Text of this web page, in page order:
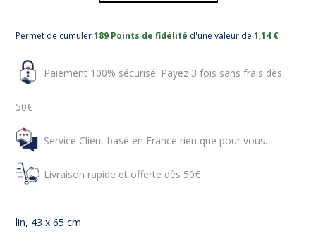
Permet de cumuler189 Points de fidélité d'une valeur de1,14 €
Paiement 100% sécurisé. Payez 3 fois sans frais dès
50€
Service Client basé en France rien que pour vous.
Livraison rapide et offerte dès 50€
lin, 43 x 65 cm